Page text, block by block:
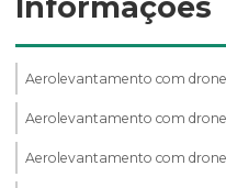
Aerolevantamento com drone
Aerolevantamento com
Aerolevantamento com